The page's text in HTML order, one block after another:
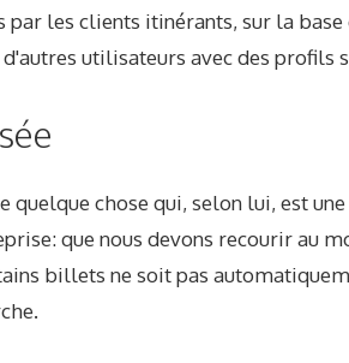
par les clients itinérants, sur la
utilisateurs avec des profils
quelque chose qui, selon lui, est
que nous devons recourir au
billets ne soit pas